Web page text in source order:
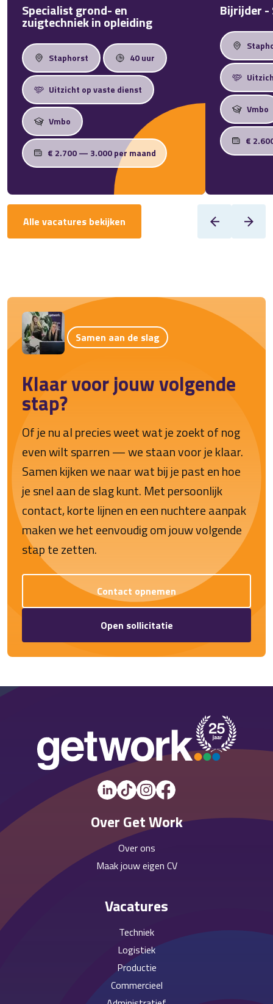
Specialist grond- en
zuigtechniek in opleiding
Staphorst 40 uur
Uitzicht op vaste dienst
Vmbo
€ 2.700 — 3.000 per maand
Bijrijder
Vmbo
€
Alle vacatures bekijken
Samen aan de slag
Klaar voor jouw volgende
stap?
Of je nu al precies weet wat je zoekt of nog
even wilt sparren — we staan voor je klaar.
Samen kijken we naar wat bij je past en hoe
je snel aan de slag kunt. Met persoonlijk
contact, korte lijnen en een nuchtere aanpak
maken we het eenvoudig om jouw volgende
stap te zetten.
Contact opnemen
Open sollicitatie
Over Get Work
Over ons
Maak jouw eigen CV
Vacatures
Techniek
Logistiek
Productie
Commercieel